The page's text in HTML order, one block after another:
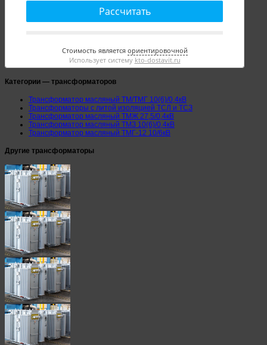
Рассчитать
Стоимость является ориентировочной
Использует систему kto-dostavit.ru
Категории — трансформаторов
Трансформатор масляный ТМ/ТМГ 10(6)/0,4кВ
Трансформаторы с литой изоляцией ТСЛ и ТСЗ
Трансформатор масляный ТМЖ 27,5/0,4кВ
Трансформатор масляный ТМЗ 10(6)/0,4кВ
Трансформатор масляный ТМГ-12 10/6кВ
Другие трансформаторы